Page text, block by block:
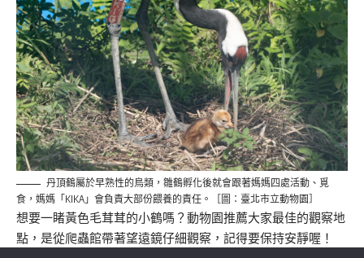
丹頂鶴屬於早熟性的鳥類，雛鶴孵化後就會跟著媽媽四處活動、覓
食，媽媽「KIKA」會負責大部份餵養的責任。［圖：臺北市立動物園］
想要一睹黃色毛茸茸的小鶴嗎？動物園推薦大家最佳的觀察地
點，是從爬蟲館帶著望遠鏡仔細觀察，記得要保持安靜喔！